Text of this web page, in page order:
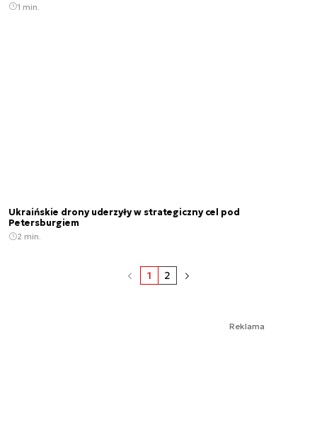
1 min.
Ukraińskie drony uderzyły w strategiczny cel pod
Petersburgiem
2 min.
1 2
Reklama